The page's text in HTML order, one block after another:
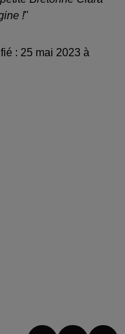
!"
: 25 mai 2023 à